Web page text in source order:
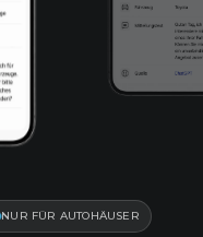
NUR FÜR AUTOHÄUSER